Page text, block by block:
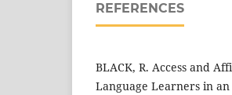
REFERENCES
BLACK, R. Access and
Language Learners in